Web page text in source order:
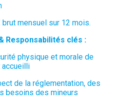
brut mensuel sur 12 mois.
Responsabilités clés :
physique et morale de
accueilli
de la réglementation, des
besoins des mineurs